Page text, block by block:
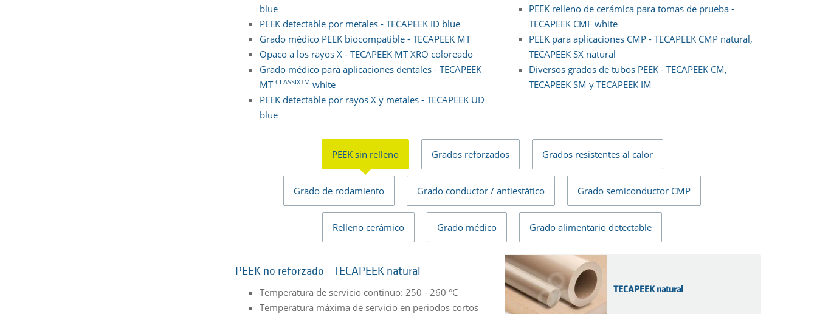
blue
PEEK detectable por metales - TECAPEEK ID blue
Grado médico PEEK biocompatible - TECAPEEK MT
Opaco a los rayos X - TECAPEEK MT XRO coloreado
Grado médico para aplicaciones dentales - TECAPEEK
MT CLASSIXTM white
PEEK detectable por rayos X y metales - TECAPEEK UD
blue
PEEK relleno de cerámica para tomas de prueba -
TECAPEEK CMF white
PEEK para aplicaciones CMP - TECAPEEK CMP natural,
TECAPEEK SX natural
Diversos grados de tubos PEEK - TECAPEEK CM,
TECAPEEK SM y TECAPEEK IM
PEEK sin relleno Grados reforzados Grados resistentes al calor
Grado de rodamiento Grado conductor / antiestático Grado semiconductor CMP
Relleno cerámico Grado médico Grado alimentario detectable
PEEK no reforzado - TECAPEEK natural
Temperatura de servicio continuo: 250 - 260 °C
Temperatura máxima de servicio en periodos cortos
TECAPEEK natural